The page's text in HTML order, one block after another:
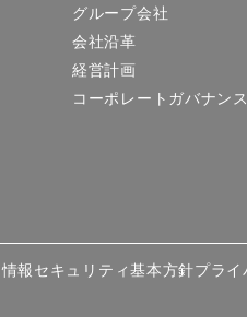
グループ会社
会社沿革
経営計画
コーポレートガバナンス
情報セキュリティ基本方針プライ